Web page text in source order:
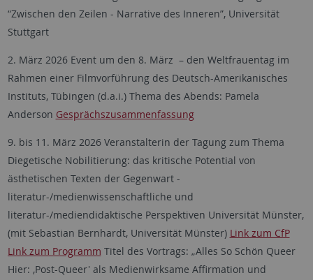
“Zwischen den Zeilen - Narrative des Inneren”, Universität
Stuttgart
2. März 2026 Event um den 8. März – den Weltfrauentag im
Rahmen einer Filmvorführung des Deutsch-Amerikanisches
Instituts, Tübingen (d.a.i.) Thema des Abends: Pamela
Anderson Gesprächszusammenfassung
9. bis 11. März 2026 Veranstalterin der Tagung zum Thema
Diegetische Nobilitierung: das kritische Potential von
ästhetischen Texten der Gegenwart -
literatur-/medienwissenschaftliche und
literatur-/mediendidaktische Perspektiven Universität Münster,
(mit Sebastian Bernhardt, Universität Münster) Link zum CfP
Link zum Programm Titel des Vortrags: „Alles So Schön Queer
Hier: ‚Post-Queer' als Medienwirksame Affirmation und